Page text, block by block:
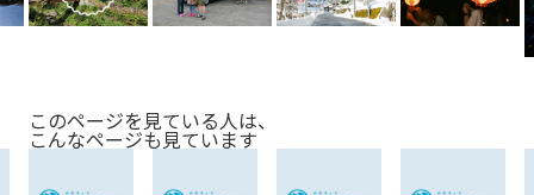
s
このページを見ている人は、
こんなページも見ています